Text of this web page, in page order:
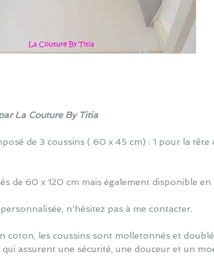
La Couture By Titia
de 3 coussins ( 60 x 45 cm) : 1 pour la
de 60 x 120 cm mais également disponible
n'hésitez pas à me contacter.
coton, les coussins sont molletonnés et
assurent une sécurité, une douceur et un